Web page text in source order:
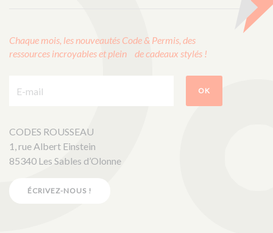
Chaque mois, les nouveautés Code & Permis, des
ressources incroyables et plein de cadeaux stylés !
OK
CODES ROUSSEAU
1, rue Albert Einstein
85340 Les Sables d’Olonne
ÉCRIVEZ-NOUS !